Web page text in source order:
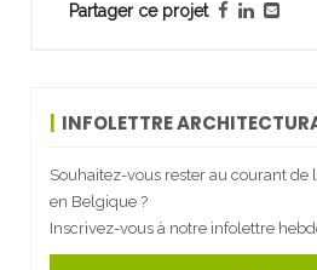
Partager ce projet
INFOLETTRE
Souhaitez-vous rester au courant
en Belgique ?
Inscrivez-vous à notre infolettre